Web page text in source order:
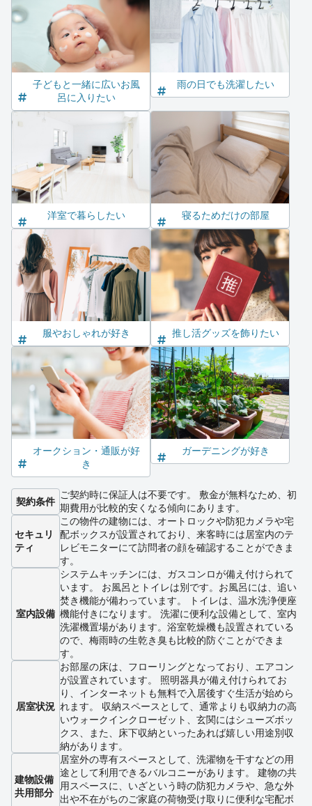
子どもと一緒に広いお風
呂に入りたい
雨の日でも洗濯したい
洋室で暮らしたい 寝るためだけの部屋
服やおしゃれが好き 推し活グッズを飾りたい
オークション・通販が好
き
ガーデニングが好き
契約条件
ご契約時に保証人は不要です。 敷金が無料なため、初
期費用が比較的安くなる傾向にあります。
セキュリ
ティ
この物件の建物には、オートロックや防犯カメラや宅
配ボックスが設置されており、来客時には居室内のテ
レビモニターにて訪問者の顔を確認することができま
す。
室内設備
システムキッチンには、ガスコンロが備え付けられて
います。 お風呂とトイレは別です。お風呂には、追い
焚き機能が備わっています。 トイレは、温水洗浄便座
機能付きになります。 洗濯に便利な設備として、室内
洗濯機置場があります。浴室乾燥機も設置されている
ので、梅雨時の生乾き臭も比較的防ぐことができま
す。
居室状況
お部屋の床は、フローリングとなっており、エアコン
が設置されています。 照明器具が備え付けられてお
り、インターネットも無料で入居後すぐ生活が始めら
れます。 収納スペースとして、通常よりも収納力の高
いウォークインクローゼット、玄関にはシューズボッ
クス、また、床下収納といったあれば嬉しい用途別収
納があります。
建物設備
共用部分
居室外の専有スペースとして、洗濯物を干すなどの用
途として利用できるバルコニーがあります。 建物の共
用スペースに、いざという時の防犯カメラや、急な外
出や不在がちのご家庭の荷物受け取りに便利な宅配ボ